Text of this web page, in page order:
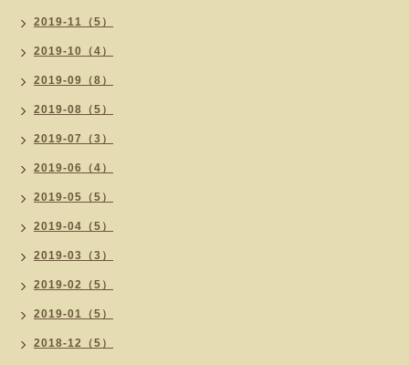
2019-11（5）
2019-10（4）
2019-09（8）
2019-08（5）
2019-07（3）
2019-06（4）
2019-05（5）
2019-04（5）
2019-03（3）
2019-02（5）
2019-01（5）
2018-12（5）